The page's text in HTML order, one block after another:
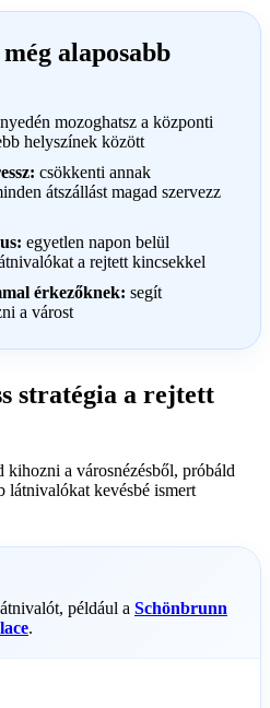
alaposabb
mozoghatsz a központi
helyszínek között
csökkenti annak
átszállást magad szervezz
egyetlen napon belül
a rejtett kincsekkel
érkezőknek: segít
a várost
stratégia a rejtett
kihozni a városnézésből, próbáld
látnivalókat kevésbé ismert
például a Schönbrunn
.